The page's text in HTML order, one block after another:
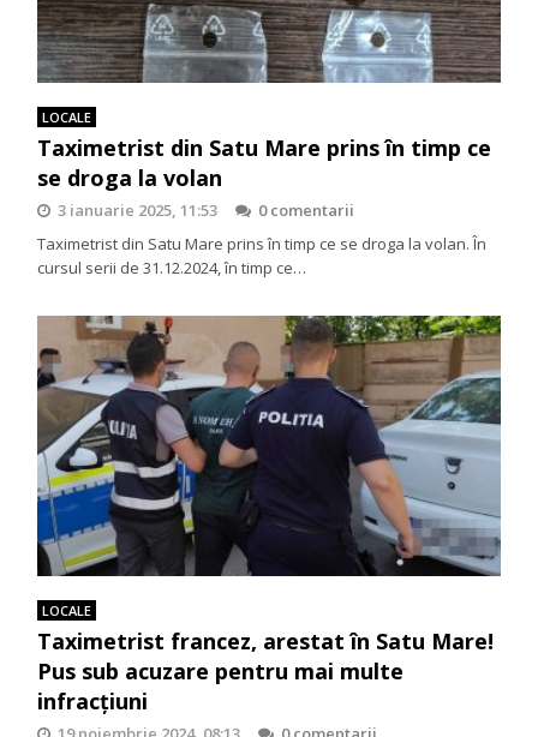
LOCALE
Taximetrist din Satu Mare prins în timp ce
se droga la volan
3 ianuarie 2025, 11:53
0 comentarii
Taximetrist din Satu Mare prins în timp ce se droga la volan. În
cursul serii de 31.12.2024, în timp ce…
LOCALE
Taximetrist francez, arestat în Satu Mare!
Pus sub acuzare pentru mai multe
infracțiuni